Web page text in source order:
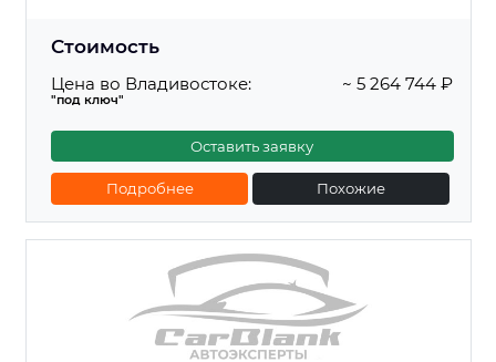
Стоимость
Цена во Владивостоке:
"под ключ"
~ 5 264 744 ₽
Оставить заявку
Подробнее Похожие